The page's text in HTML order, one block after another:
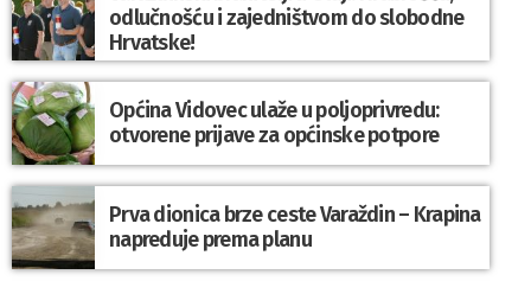
odlučnošću i zajedništvom do slobodne
Hrvatske!
Općina Vidovec ulaže u poljoprivredu:
otvorene prijave za općinske potpore
Prva dionica brze ceste Varaždin – Krapina
napreduje prema planu